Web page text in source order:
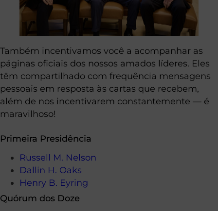
Também incentivamos você a acompanhar as
páginas oficiais dos nossos amados líderes. Eles
têm compartilhado com frequência mensagens
pessoais em resposta às cartas que recebem,
além de nos incentivarem constantemente — é
maravilhoso!
Primeira Presidência
Russell M. Nelson
Dallin H. Oaks
Henry B. Eyring
Quórum dos Doze